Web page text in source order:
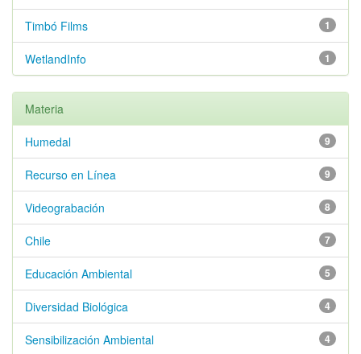
1
Timbó Films
1
WetlandInfo
Materia
9
Humedal
9
Recurso en Línea
8
Videograbación
7
Chile
5
Educación Ambiental
4
Diversidad Biológica
4
Sensibilización Ambiental